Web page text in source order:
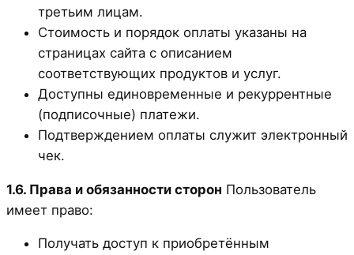
третьим лицам.
Стоимость и порядок оплаты указаны на
страницах сайта с описанием
соответствующих продуктов и услуг.
Доступны единовременные и рекуррентные
(подписочные) платежи.
Подтверждением оплаты служит электронный
чек.
1.6. Права и обязанности сторон Пользователь
имеет право:
Получать доступ к приобретённым